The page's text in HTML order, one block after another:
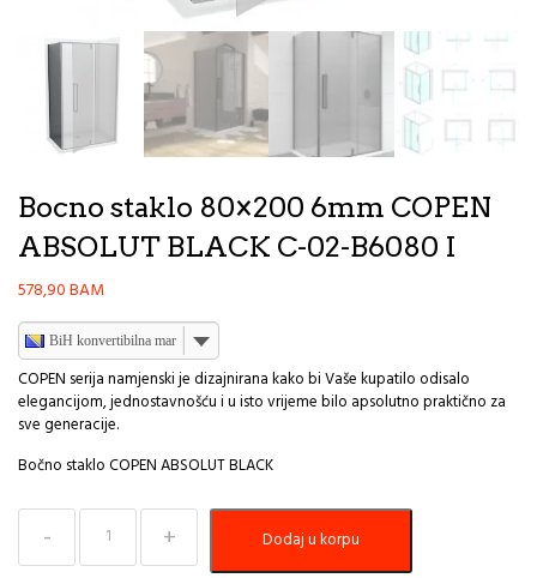
Bocno staklo 80×200 6mm COPEN
ABSOLUT BLACK C-02-B6080 I
578,90BAM
BiH konvertibilna marka
COPEN serija namjenski je dizajnirana kako bi Vaše kupatilo odisalo
elegancijom, jednostavnošću i u isto vrijeme bilo apsolutno praktično za
sve generacije.
Bočno staklo COPEN ABSOLUT BLACK
Bocno
staklo
80x200
Dodaj u korpu